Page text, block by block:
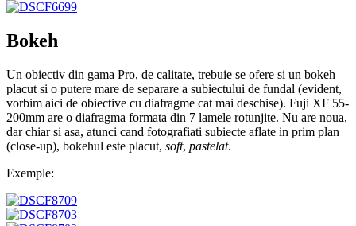
Bokeh
Un obiectiv din gama Pro, de calitate, trebuie se ofere si un bokeh
placut si o putere mare de separare a subiectului de fundal (evident,
vorbim aici de obiective cu diafragme cat mai deschise). Fuji XF 55-
200mm are o diafragma formata din 7 lamele rotunjite. Nu are noua,
dar chiar si asa, atunci cand fotografiati subiecte aflate in prim plan
(close-up), bokehul este placut, soft, pastelat.
Exemple: